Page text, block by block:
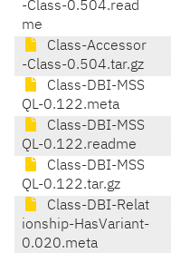
-Class-0.504.read
me
Class-Accessor
-Class-0.504.tar.gz
Class-DBI-MSS
QL-0.122.meta
Class-DBI-MSS
QL-0.122.readme
Class-DBI-MSS
QL-0.122.tar.gz
Class-DBI-Relat
ionship-HasVariant-
0.020.meta